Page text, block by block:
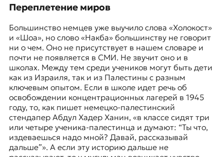
Переплетение миров
Большинство немцев уже выучило слова «Холокост»
и «Шоа», но слово «Накба» большинству не говорит
ни о чем. Оно не присутствует в нашем словаре и
почти не появляется в СМИ. Не звучит оно и в
школах. Между тем среди учеников могут быть дети
как из Израиля, так и из Палестины с разным
ключевым опытом. Если в школе идет речь об
освобождении концентрационных лагерей в 1945
году, то, как пишет немецко-палестинский
стендапер Абдул Хадер Ханин, «в классе сидят три
или четыре ученика-палестинца и думают: “Ты что,
издеваешься надо мной? Давай, рассказывай
дальше”». А если эту историю дальше не